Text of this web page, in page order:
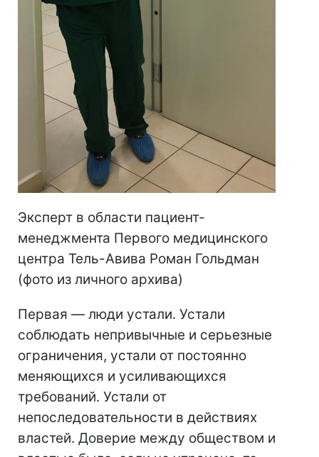
Эксперт в области пациент-
менеджмента Первого медицинского
центра Тель-Авива Роман Гольдман
(фото из личного архива)
Первая — люди устали. Устали
соблюдать непривычные и серьезные
ограничения, устали от постоянно
меняющихся и усиливающихся
требований. Устали от
непоследовательности в действиях
властей. Доверие между обществом и